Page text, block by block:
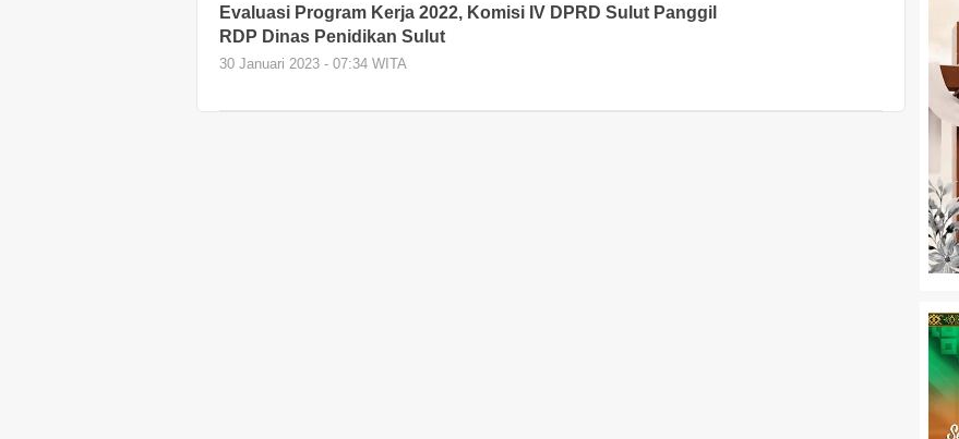
Evaluasi Program Kerja 2022, Komisi IV DPRD Sulut Panggil
RDP Dinas Penidikan Sulut
30 Januari 2023 - 07:34 WITA